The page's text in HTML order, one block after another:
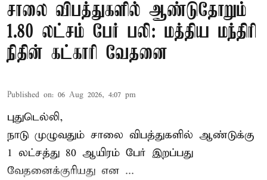
சாலை விபத்துகளில் ஆண்டுதோறும்
1.80 லட்சம் பேர் பலி: மத்திய மந்திரி
நிதின் கட்காரி வேதனை
Published on: 06 Aug 2026, 4:07 pm
புதுடெல்லி,
நாடு முழுவதும் சாலை விபத்துகளில் ஆண்டுக்கு
1 லட்சத்து 80 ஆயிரம் பேர் இறப்பது
வேதனைக்குரியது என ...